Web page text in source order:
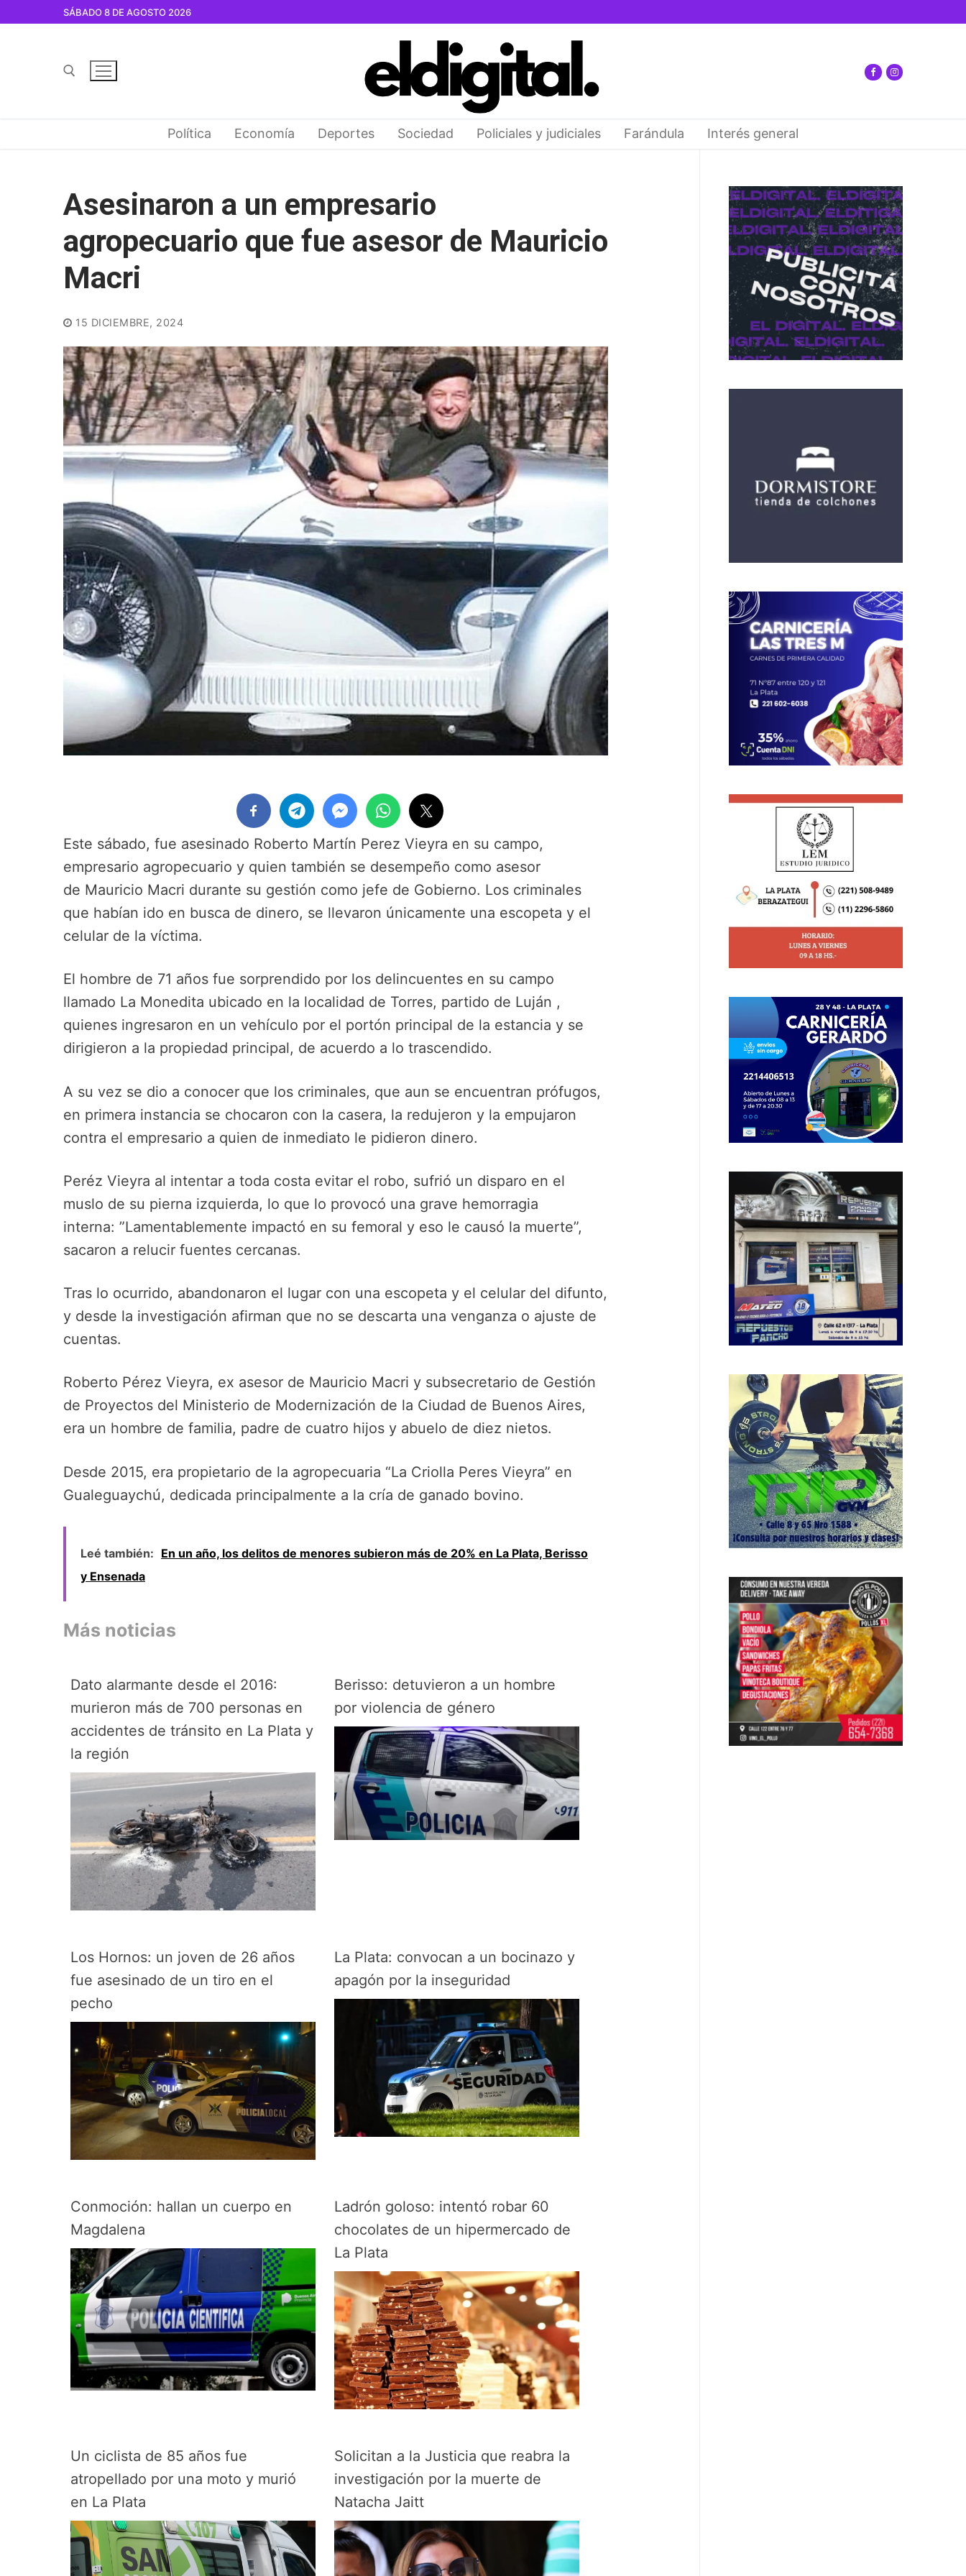
SÁBADO 8 DE AGOSTO 2026
Política Economía Deportes Sociedad Policiales y judiciales Farándula Interés general
Asesinaron a un empresario
agropecuario que fue asesor de Mauricio
Macri
15 DICIEMBRE, 2024
Este sábado, fue asesinado Roberto Martín Perez Vieyra en su campo,
empresario agropecuario y quien también se desempeño como asesor
de Mauricio Macri durante su gestión como jefe de Gobierno. Los criminales
que habían ido en busca de dinero, se llevaron únicamente una escopeta y el
celular de la víctima.
El hombre de 71 años fue sorprendido por los delincuentes en su campo
llamado La Monedita ubicado en la localidad de Torres, partido de Luján ,
quienes ingresaron en un vehículo por el portón principal de la estancia y se
dirigieron a la propiedad principal, de acuerdo a lo trascendido.
A su vez se dio a conocer que los criminales, que aun se encuentran prófugos,
en primera instancia se chocaron con la casera, la redujeron y la empujaron
contra el empresario a quien de inmediato le pidieron dinero.
Peréz Vieyra al intentar a toda costa evitar el robo, sufrió un disparo en el
muslo de su pierna izquierda, lo que lo provocó una grave hemorragia
interna: ”Lamentablemente impactó en su femoral y eso le causó la muerte”,
sacaron a relucir fuentes cercanas.
Tras lo ocurrido, abandonaron el lugar con una escopeta y el celular del difunto,
y desde la investigación afirman que no se descarta una venganza o ajuste de
cuentas.
Roberto Pérez Vieyra, ex asesor de Mauricio Macri y subsecretario de Gestión
de Proyectos del Ministerio de Modernización de la Ciudad de Buenos Aires,
era un hombre de familia, padre de cuatro hijos y abuelo de diez nietos.
Desde 2015, era propietario de la agropecuaria “La Criolla Peres Vieyra” en
Gualeguaychú, dedicada principalmente a la cría de ganado bovino.
Leé también: En un año, los delitos de menores subieron más de 20% en La Plata, Berisso
y Ensenada
Más noticias
Dato alarmante desde el 2016:
murieron más de 700 personas en
accidentes de tránsito en La Plata y
la región
Berisso: detuvieron a un hombre
por violencia de género
Los Hornos: un joven de 26 años
fue asesinado de un tiro en el
pecho
La Plata: convocan a un bocinazo y
apagón por la inseguridad
Conmoción: hallan un cuerpo en
Magdalena
Ladrón goloso: intentó robar 60
chocolates de un hipermercado de
La Plata
Un ciclista de 85 años fue
atropellado por una moto y murió
en La Plata
Solicitan a la Justicia que reabra la
investigación por la muerte de
Natacha Jaitt